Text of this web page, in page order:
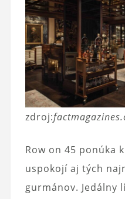
zdroj:
Row on 45 ponúka
uspokojí aj tých
gurmánov. Jedálny